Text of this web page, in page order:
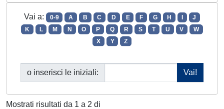
Vai a: 0-9 A B C D E F G H
J
K
L M N O P Q R S T U V
W
X
Y Z
o inserisci le iniziali:
Mostrati risultati da 1 a 2 di